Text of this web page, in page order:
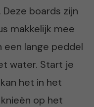
. Deze boards zijn
makkelijk mee
een lange peddel
water. Start je
het in het
op het